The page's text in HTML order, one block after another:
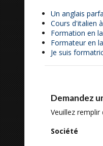
Un anglais
Cours d'italien
Formation en
Formateur en
Je suis
Demandez
Veuillez
Société